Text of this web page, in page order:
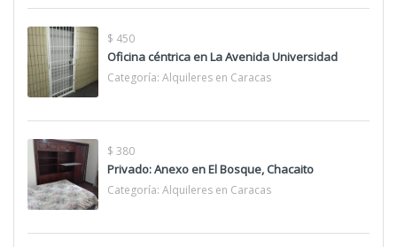
$ 450
Oficina céntrica en La Avenida Universidad
Categoría: Alquileres en Caracas
$ 380
Privado: Anexo en El Bosque, Chacaito
Categoría: Alquileres en Caracas